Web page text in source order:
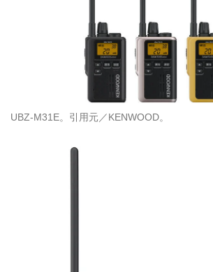
UBZ-M31E。引用元／KENWOOD。